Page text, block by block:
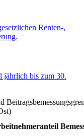
Renten-,
jährlich bis zum 30.